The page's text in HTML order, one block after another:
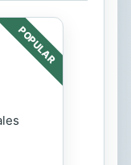
POPULAR